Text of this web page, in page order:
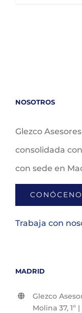
NOSOTROS
Glezco
consolidada
con sede en
Trabaja con
MADRID
Glezco
Molina 37, 1º